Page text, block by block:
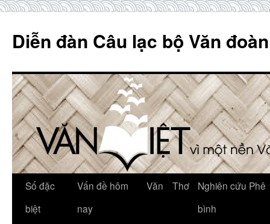
content
Diễn đàn Câu lạc bộ Văn
Số đặc
biệt
Vấn đề hôm
nay
Văn Thơ
Nghiên cứu Phê
bình